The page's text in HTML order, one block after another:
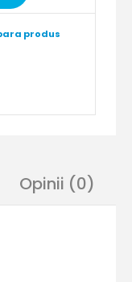
produs
Opinii (0)